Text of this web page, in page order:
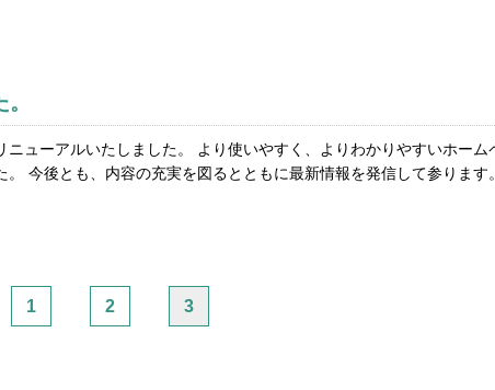
ューアルいたしました。 より使いやすく、よりわかりやすいホーム
今後とも、内容の充実を図るとともに最新情報を発信して参ります
1 2 3